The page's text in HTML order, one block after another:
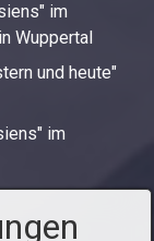
im
Wuppertal
und heute"
im